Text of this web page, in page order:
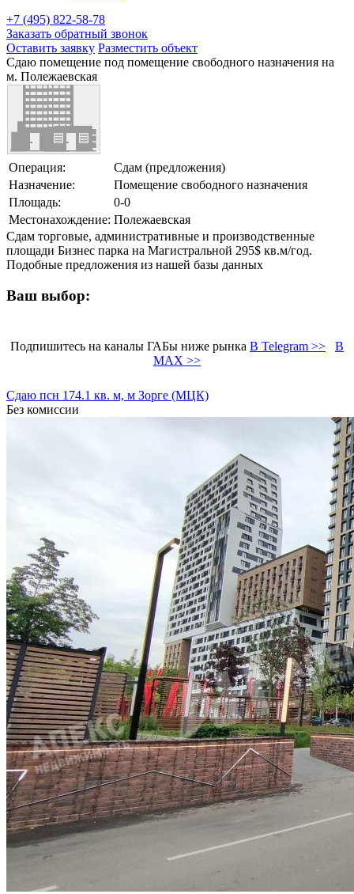
+7 (495) 822-58-78
Заказать обратный звонок
Оставить заявку Разместить объект
Сдаю помещение под помещение свободного назначения на
м. Полежаевская
Операция:
Сдам (предложения)
Назначение:
Помещение свободного назначения
Площадь:
0-0
Местонахождение: Полежаевская
Сдам торговые, административные и производственные
площади Бизнес парка на Магистральной 295$ кв.м/год.
Подобные предложения из нашей базы данных
Ваш выбор:
Подпишитесь на каналы ГАБы ниже рынка В Telegram >>
В
MAX >>
Сдаю псн 174.1 кв. м, м Зорге (МЦК)
Без комиссии